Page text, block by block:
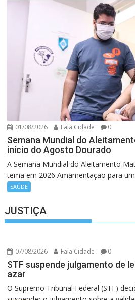
01/08/2026 Fala Cidade 0
Semana Mundial do
início do Agosto Dourado
A Semana Mundial do Aleitamento
tema em 2026 Amamentação para
SAÚDE
JUSTIÇA
07/08/2026 Fala Cidade 0
STF suspende julgamento de
azar
O Supremo Tribunal Federal (STF)